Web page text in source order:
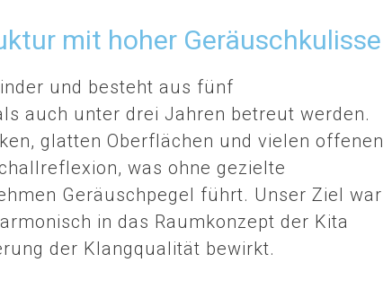
mit hoher Geräuschkulisse
und besteht aus fünf
auch unter drei Jahren betreut werden.
glatten Oberflächen und vielen offenen
was ohne gezielte
Geräuschpegel führt. Unser Ziel war
in das Raumkonzept der Kita
der Klangqualität bewirkt.